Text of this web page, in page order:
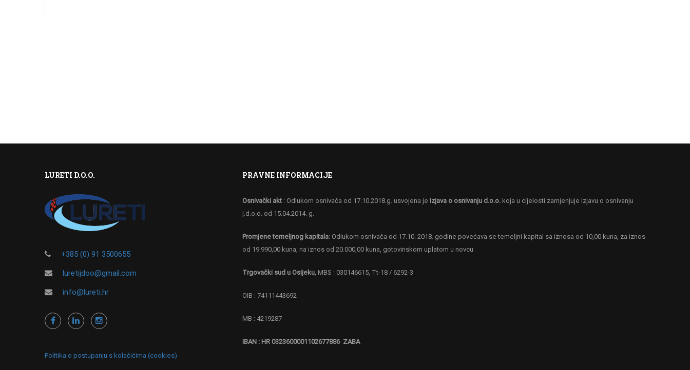
LURETI D.O.O.
+385 (0) 91 3500655
luretijdoo@gmail.com
info@lureti.hr
PRAVNE INFORMACIJE
Osnivački akt: Odlukom osnivača od 17.10.2018.g. usvojena je Izjava o osnivanju d.o.o.koja u cijelosti zamjenjuje Izjavu o osnivanju
j.d.o.o. od 15.04.2014. g.
Promjene temeljnog kapitala: Odlukom osnivača od 17.10. 2018. godine povećava se temeljni kapital sa iznosa od 10,00 kuna, za iznos
od 19.990,00 kuna, na iznos od 20.000,00 kuna, gotovinskom uplatom u novcu
Trgovački sud u Osijeku, MBS : 030146615, Tt-18 / 6292-3
OIB : 74111443692
MB : 4219287
IBAN : HR 0323600001102677886 ZABA
Politika o postupanju s kolačićima (cookies)